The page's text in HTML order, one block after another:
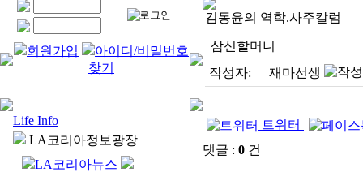
회원가입
아이디/비밀번호
찾기
Life Info
LA코리아정보광장
LA코리아뉴스
김동윤의 역학.사주칼럼
삼신할머니
작성자:
재마선생
트위터
댓글 : 0 건